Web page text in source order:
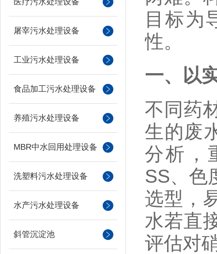
屠宰污水处理设备
工业污水处理设备
食品加工污水处理设备
养殖污水处理设备
MBR中水回用处理设备
洗塑料污水处理设备
水产污水处理设备
斜管沉淀池
目标为
性。
一、以
不同药
生的废
分析，
SS、色
选型，
水若直
评估对